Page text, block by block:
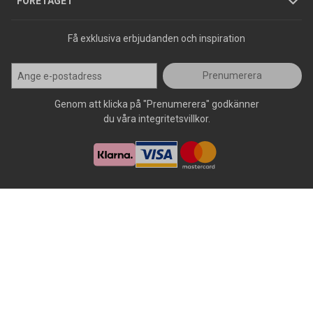
Få exklusiva erbjudanden och inspiration
Prenumerera
Genom att klicka på "Prenumerera" godkänner
du våra integritetsvillkor.